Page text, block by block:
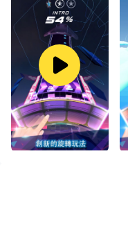
下載旋轉節奏並在PC
畫質吧!
全新原創的音樂遊戲,
讓我們一起在音樂的
擁有30+首非常熱門的